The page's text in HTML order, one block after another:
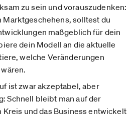
zu sein und vorauszudenken:
Marktgeschehens, solltest du
maßgeblich für dein
dein Modell an die aktuelle
welche Veränderungen
ist zwar akzeptabel, aber
Schnell bleibt man auf der
Kreis und das Business entwickelt